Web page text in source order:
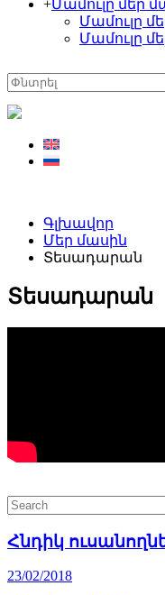
+Մամուլը մեր
Մամուլը
Մամուլը
Գլխավոր
Մեր մասին
Տեսադարան
Տեսադարան
Հնդիկ
23/02/2018